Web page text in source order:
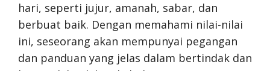
hari, seperti jujur, amanah, sabar, dan
berbuat baik. Dengan memahami nilai-nilai
ini, seseorang akan mempunyai pegangan
dan panduan yang jelas dalam bertindak dan